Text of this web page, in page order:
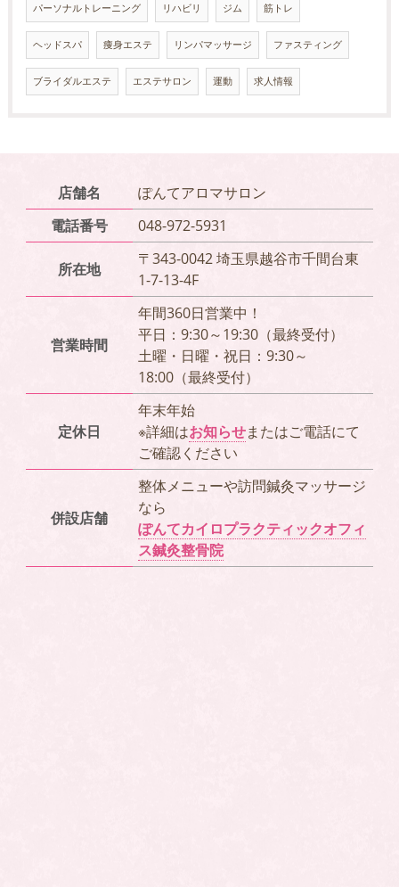
パーソナルトレーニング リハビリ ジム 筋トレ
ヘッドスパ 痩身エステ リンパマッサージ ファスティング
ブライダルエステ エステサロン 運動 求人情報
店舗名
ぽんてアロマサロン
電話番号
048-972-5931
所在地
〒343-0042 埼玉県越谷市千間台東
1-7-13-4F
営業時間
年間360日営業中！
平日：9:30～19:30（最終受付）
土曜・日曜・祝日：9:30～
18:00（最終受付）
定休日
年末年始
※詳細はお知らせまたはご電話にて
ご確認ください
併設店舗
整体メニューや訪問鍼灸マッサージ
なら
ぽんてカイロプラクティックオフィ
ス鍼灸整骨院